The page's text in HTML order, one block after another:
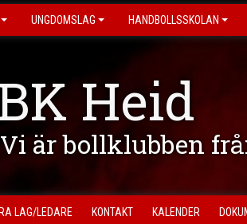
UNGDOMSLAG HANDBOLLSSKOLAN
Heid
Vi är bollklubben
LAG/LEDARE KONTAKT KALENDER